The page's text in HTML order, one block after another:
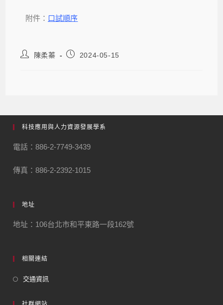
附件： 口試順序
陳柔蓁 2024-05-15
科技應用與人力資源發展學系
電話：886-2-7749-3439
傳真：886-2-2392-1015
地址
地址：106台北市和平東路一段162號
相關連結
交通資訊